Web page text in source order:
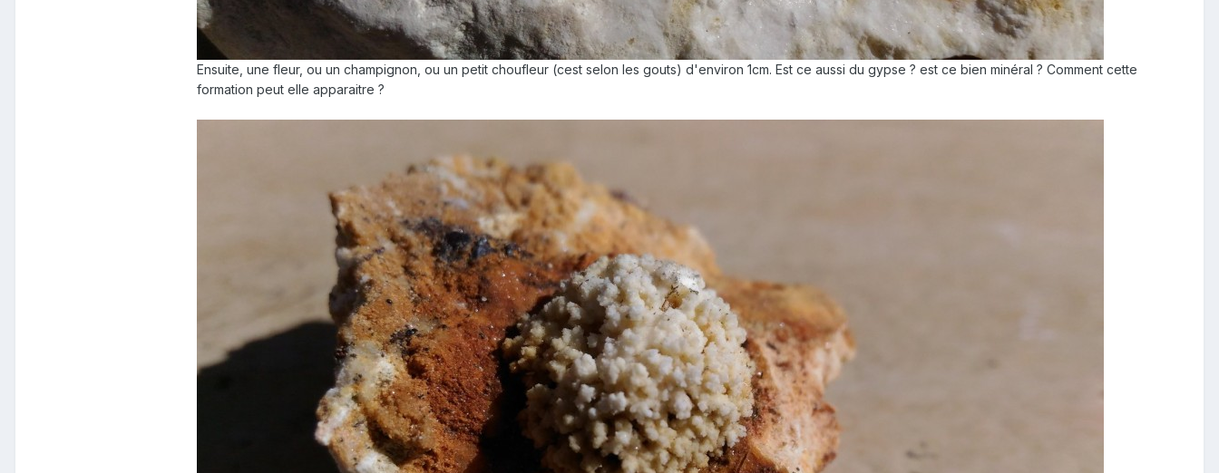
Ensuite, une fleur, ou un champignon, ou un petit choufleur (cest selon les gouts) d'environ 1cm. Est ce aussi du gypse ? est ce bien minéral ? Comment cette
formation peut elle apparaitre ?